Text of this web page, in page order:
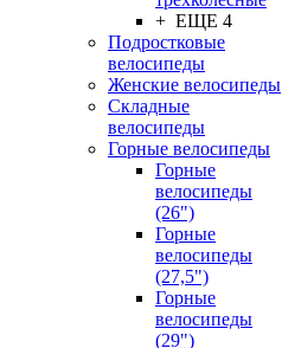
+ ЕЩЕ 4
Подростковые
велосипеды
Женские велосипеды
Складные
велосипеды
Горные велосипеды
Горные
велосипеды
(26")
Горные
велосипеды
(27,5")
Горные
велосипеды
(29")